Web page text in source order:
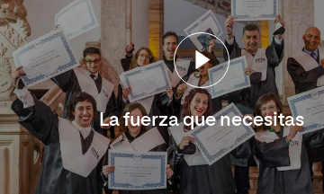
La fuerza que necesitas